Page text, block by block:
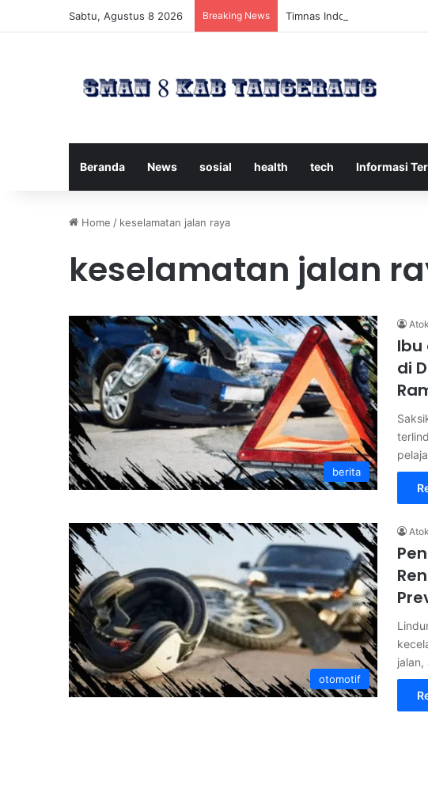
Sabtu, Agustus 8 2026 Breaking News Timnas Indonesia U-17
Beranda News sosial health tech Informasi
Home / keselamatan jalan raya
keselamatan jalan
berita
Ibu
di
otomotif